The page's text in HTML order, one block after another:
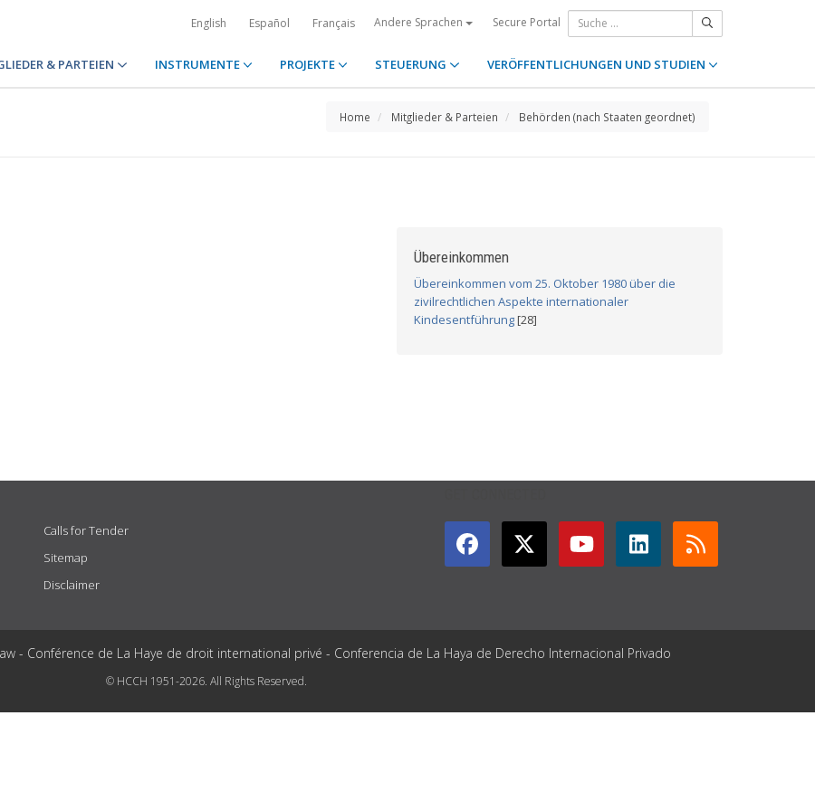
English Español Français Andere Sprachen Secure Portal
& PARTEIEN INSTRUMENTE PROJEKTE STEUERUNG VERÖFFENTLICHUNGEN UND STUDIEN
Home Mitglieder & Parteien Behörden (nach Staaten geordnet)
Übereinkommen
Übereinkommen vom 25. Oktober 1980 über die
zivilrechtlichen Aspekte internationaler
Kindesentführung[28]
Calls for Tender
Sitemap
Disclaimer
- Conférence de La Haye de droit international privé - Conferencia de La Haya de Derecho Internacional Privado
© HCCH 1951-2026. All Rights Reserved.